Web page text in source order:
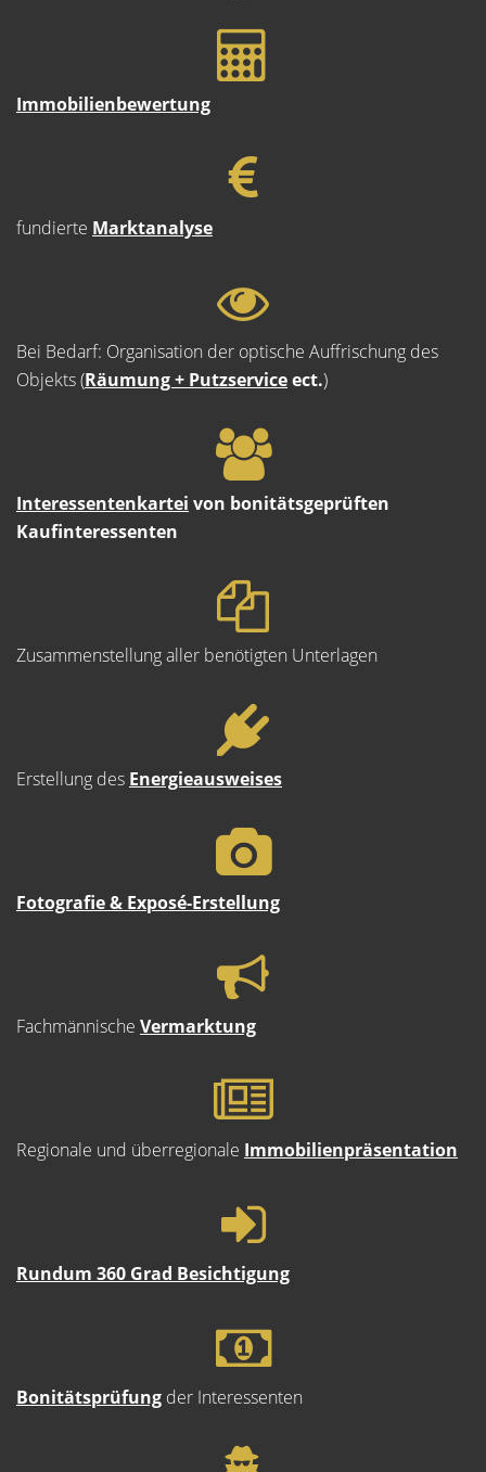
Immobilienbewertung
fundierte Marktanalyse
Bei Bedarf: Organisation der optische Auffrischung des
Objekts (Räumung + Putzserviceect.)
Interessentenkartei von bonitätsgeprüften
Kaufinteressenten
Zusammenstellung aller benötigten Unterlagen
Erstellung des Energieausweises
Fotografie & Exposé-Erstellung
Fachmännische Vermarktung
Regionale und überregionale Immobilienpräsentation
Rundum 360 Grad Besichtigung
Bonitätsprüfung der Interessenten